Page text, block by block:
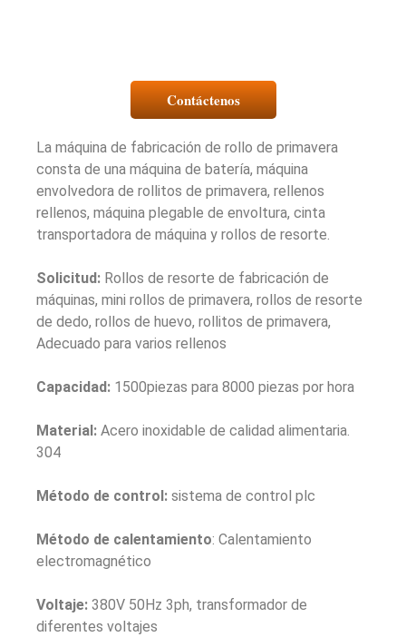
Contáctenos
La máquina de fabricación de rollo de primavera
consta de una máquina de batería, máquina
envolvedora de rollitos de primavera, rellenos
rellenos, máquina plegable de envoltura, cinta
transportadora de máquina y rollos de resorte.
Solicitud: Rollos de resorte de fabricación de
máquinas, mini rollos de primavera, rollos de resorte
de dedo, rollos de huevo, rollitos de primavera,
Adecuado para varios rellenos
Capacidad: 1500piezas para 8000 piezas por hora
Material: Acero inoxidable de calidad alimentaria.
304
Método de control: sistema de control plc
Método de calentamiento: Calentamiento
electromagnético
Voltaje: 380V 50Hz 3ph, transformador de
diferentes voltajes